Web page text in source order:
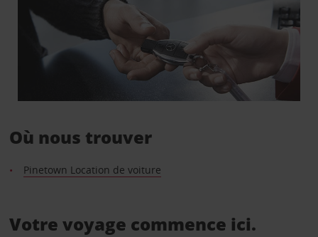
Où nous trouver
Pinetown Location de voiture
Votre voyage commence ici.